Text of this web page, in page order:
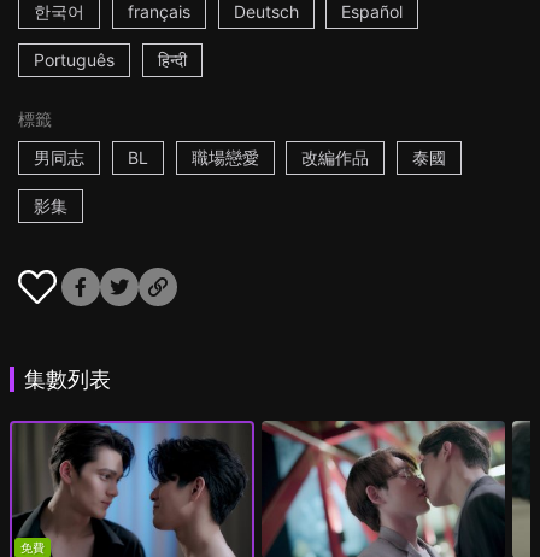
한국어 français Deutsch Español
Português हिन्दी
標籤
男同志
BL 職場戀愛 改編作品 泰國
影集
集數列表
免費